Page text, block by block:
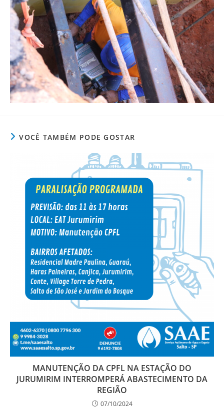
VOCÊ TAMBÉM PODE GOSTAR
MANUTENÇÃO DA CPFL NA ESTAÇÃO DO
JURUMIRIM INTERROMPERÁ ABASTECIMENTO DA
REGIÃO
07/10/2024